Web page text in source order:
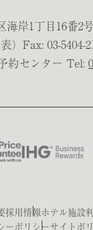
海岸1丁目16番2号
表）Fax: 03-5404-
約センター Tel:
採用情報ホテル施設
ーポリシーサイトポ